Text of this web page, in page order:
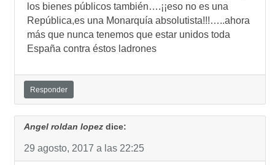
los bienes públicos también….¡¡eso no es una
República,es una Monarquía absolutista!!!…..ahora
más que nunca tenemos que estar unidos toda
España contra éstos ladrones
Responder
Angel roldan lopez dice:
29 agosto, 2017 a las 22:25